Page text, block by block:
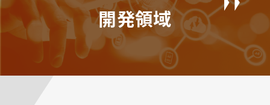
開発領域